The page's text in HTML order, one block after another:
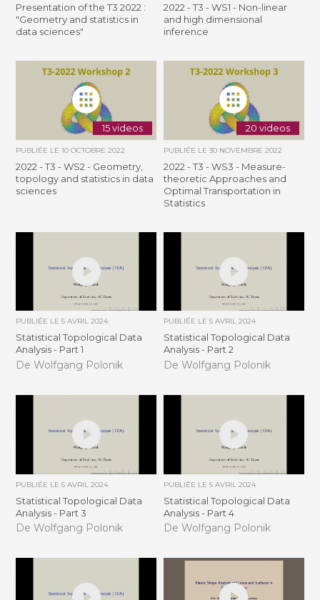
Presentation of the T3 2022 :
"Geometry and statistics in
data sciences"
2022 - T3 - WS1 - Non-linear
and high dimensional
inference
15 videos
PUBLIÉE LE10 OCTOBRE 2022
2022 - T3 - WS2 - Geometry,
topology and statistics in data
sciences
20 videos
PUBLIÉE LE 30 NOVEMBRE 2022
2022 - T3 - WS3 - Measure-
theoretic Approaches and
Optimal Transportation in
Statistics
PUBLIÉE LE5 AVRIL 2024
Statistical Topological Data
Analysis - Part 1
De Wolfgang Polonik
PUBLIÉE LE 5 AVRIL 2024
Statistical Topological Data
Analysis - Part 2
De Wolfgang Polonik
PUBLIÉE LE5 AVRIL 2024
Statistical Topological Data
Analysis - Part 3
De Wolfgang Polonik
PUBLIÉE LE 5 AVRIL 2024
Statistical Topological Data
Analysis - Part 4
De Wolfgang Polonik